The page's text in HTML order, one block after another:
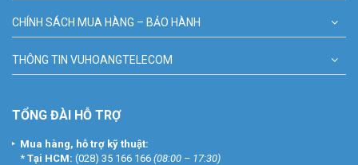
CHÍNH SÁCH MUA HÀNG – BẢO HÀNH
THÔNG TIN VUHOANGTELECOM
TỔNG ĐÀI HỖ TRỢ
Mua hàng, hỗ trợ kỹ thuật:
* Tại HCM: (028) 35 166 166 (08:00 – 17:30)